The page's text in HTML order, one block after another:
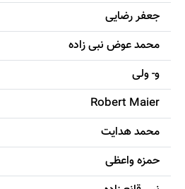
جعفر رضایی
محمد عوض نبی زاده
و- ولی
Robert Maier
محمد هدایت
حمزه واعظی